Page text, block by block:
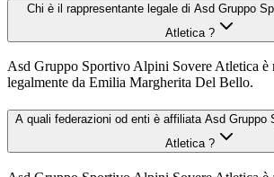
Chi è il rappresentante legale di Asd Gruppo
Atletica ?
Asd Gruppo Sportivo Alpini Sovere Atletica è
legalmente da Emilia Margherita Del Bello.
A quali federazioni od enti è affiliata Asd Gruppo
Atletica ?